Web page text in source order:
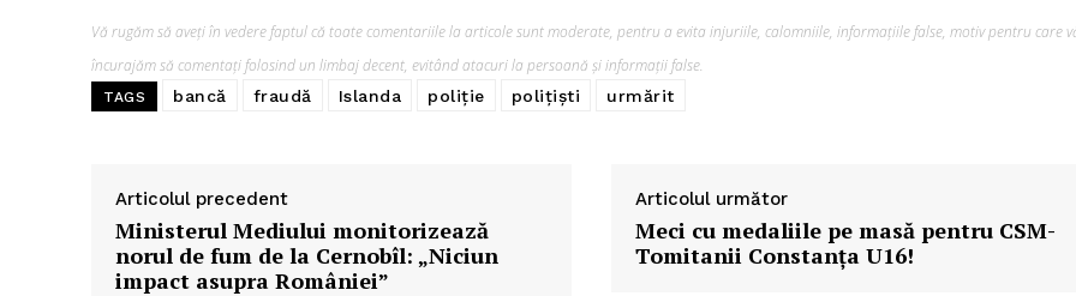
Vă rugăm să aveți în vedere faptul că toate comentariile la articole sunt moderate, pentru a evita injuriile, calomniile, informațiile false, motiv pentru care
încurajăm să comentați folosind un limbaj decent, evitând atacuri la persoană și informații false.
TAGS bancă fraudă Islanda poliție polițiști urmărit
Articolul precedent
Ministerul Mediului monitorizează
norul de fum de la Cernobîl: „Niciun
impact asupra României”
Articolul următor
Meci cu medaliile pe masă pentru CSM-
Tomitanii Constanța U16!